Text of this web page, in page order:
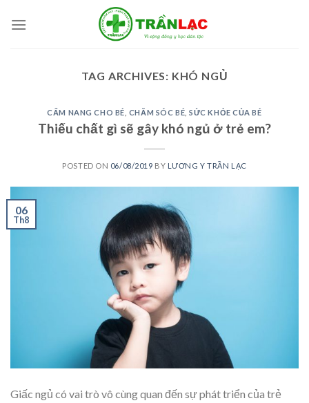
TAG ARCHIVES: KHÓ NGỦ
CẨM NANG CHO BÉ CHĂM SÓC BÉ ,SỨC KHỎE CỦA BÉ
Thiếu chất gì sẽ gây khó ngủ ở trẻ em?
POSTED ON 06/08/2019 BY LƯƠNG Y TRẦN LẠC
06
Th8
Giấc ngủ có vai trò vô cùng quan đến sự phát triển của trẻ